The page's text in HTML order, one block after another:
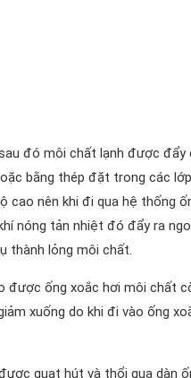
đó môi chất lạnh được đẩy
bằng thép đặt trong các lớp
cao nên khi đi qua hệ thống
nóng tản nhiệt đó đẩy ra
thành lỏng môi chất.
được ống xoắc hơi môi chất
xuống do khi đi vào ống
quạt hút và thổi qua dàn